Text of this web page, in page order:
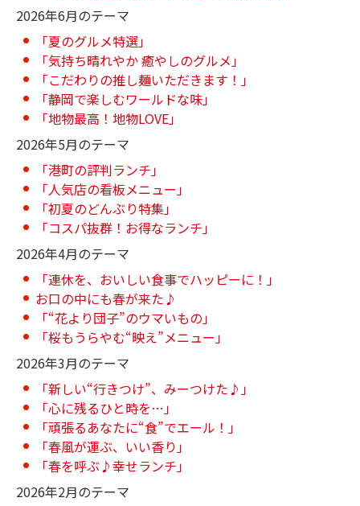
2026年6月のテーマ
「夏のグルメ特選」
「気持ち晴れやか 癒やしのグルメ」
「こだわりの推し麺いただきます！」
「静岡で楽しむワールドな味」
「地物最高！地物LOVE」
2026年5月のテーマ
「港町の評判ランチ」
「人気店の看板メニュー」
「初夏のどんぶり特集」
「コスパ抜群！お得なランチ」
2026年4月のテーマ
「連休を、おいしい食事でハッピーに！」
お口の中にも春が来た♪
「“花より団子”のウマいもの」
「桜もうらやむ“映え”メニュー」
2026年3月のテーマ
「新しい“行きつけ”、みーつけた♪」
「心に残るひと時を…」
「頑張るあなたに“食”でエール！」
「春風が運ぶ、いい香り」
「春を呼ぶ♪幸せランチ」
2026年2月のテーマ